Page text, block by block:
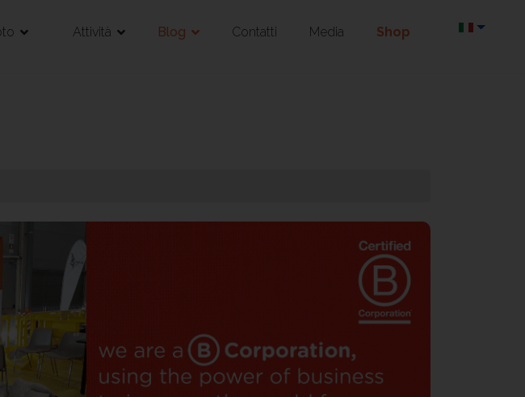
Attività Blog Contatti Media Shop